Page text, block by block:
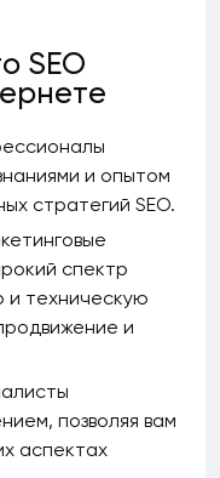
SEO
и опытом
стратегий SEO.
спектр
и техническую
и
позволяя вам
аспектах